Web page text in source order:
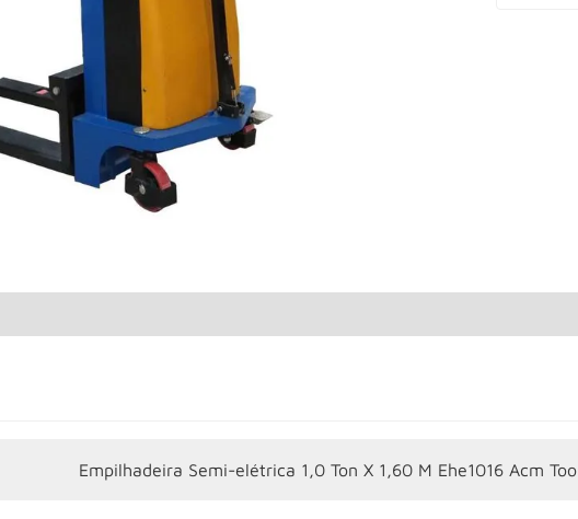
Empilhadeira Semi-elétrica 1,0 Ton X 1,60 M Ehe1016 Acm Too